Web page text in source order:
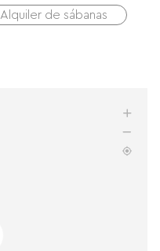
Alquiler de sábanas